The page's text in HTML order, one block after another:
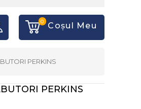
0 Coşul Meu
PERKINS
PERKINS